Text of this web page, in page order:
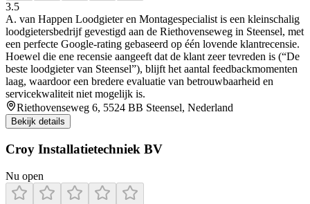
3.5
A. van Happen Loodgieter en Montagespecialist is een kleinschalig
loodgietersbedrijf gevestigd aan de Riethovenseweg in Steensel, met
een perfecte Google-rating gebaseerd op één lovende klantrecensie.
Hoewel die ene recensie aangeeft dat de klant zeer tevreden is (“De
beste loodgieter van Steensel”), blijft het aantal feedbackmomenten
laag, waardoor een bredere evaluatie van betrouwbaarheid en
servicekwaliteit niet mogelijk is.
Riethovenseweg 6, 5524 BB Steensel, Nederland
Bekijk details
Croy Installatietechniek BV
Nu open